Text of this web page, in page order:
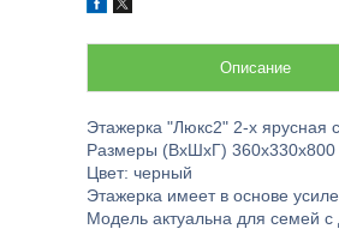
Описание
Этажерка "Люкс2" 2-х
Размеры (ВхШхГ)
Цвет: черный
Этажерка имеет в основе
Модель актуальна для семей с